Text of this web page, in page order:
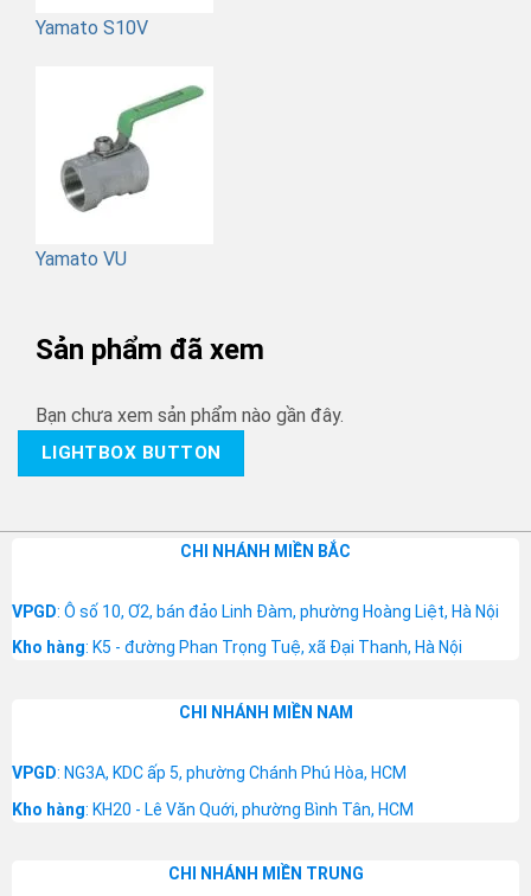
Yamato S10V
Yamato VU
Sản phẩm đã xem
Bạn chưa xem sản phẩm nào gần đây.
LIGHTBOX BUTTON
CHI NHÁNH MIỀN BẮC
VPGD: Ô số 10, Ơ2, bán đảo Linh Đàm, phường Hoàng Liệt, Hà Nội
Kho hàng: K5 - đường Phan Trọng Tuệ, xã Đại Thanh, Hà Nội
CHI NHÁNH MIỀN NAM
VPGD: NG3A, KDC ấp 5, phường Chánh Phú Hòa, HCM
Kho hàng: KH20 - Lê Văn Quới, phường Bình Tân, HCM
CHI NHÁNH MIỀN TRUNG